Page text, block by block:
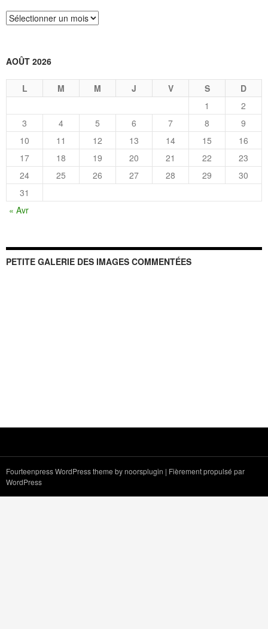
Archives
AOÛT 2026
L M M J V S
D
1
2
3
4 5 6 7 8
9
10
11 12 13 14 15
16
17
18 19 20 21 22
23
24
25 26 27 28 29
30
31
« Avr
PETITE GALERIE DES IMAGES COMMENTÉES
Fourteenpress WordPress theme bynoorsplugin | Fièrement propulsé par
WordPress